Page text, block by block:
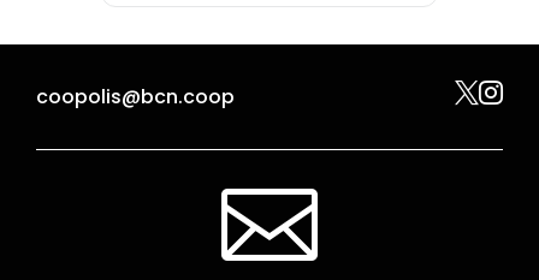
coopolis@bcn.coop 
